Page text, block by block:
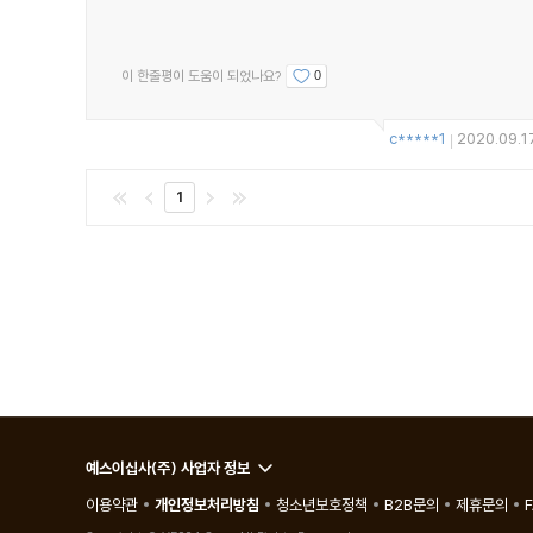
이 한줄평이 도움이 되었나요? 0
c*****1 |
1
예스이십사(주) 사업자 정보
이용약관
개인정보처리방침 청소년보호정책 B2B문의 제휴문의